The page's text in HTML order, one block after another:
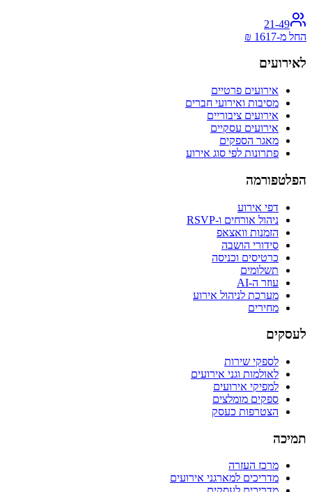
21-49
החל מ-1617
₪
לאירועים
אירועים פרטיים
מסיבות ואירועי חברים
אירועים ציבוריים
אירועים עסקיים
מאגר הספקים
פתרונות לפי סוג אירוע
הפלטפורמה
דפי אירוע
ניהול אורחים ו-RSVP
הזמנות וואצאפ
סידורי הושבה
כרטיסים וכניסה
תשלומים
עוזר ה-AI
מערכת לניהול אירוע
מחירים
לעסקים
לספקי שירות
לאולמות וגני אירועים
למפיקי אירועים
ספקים מומלצים
הצטרפות כעסק
תמיכה
מרכז העזרה
מדריכים למארגני אירועים